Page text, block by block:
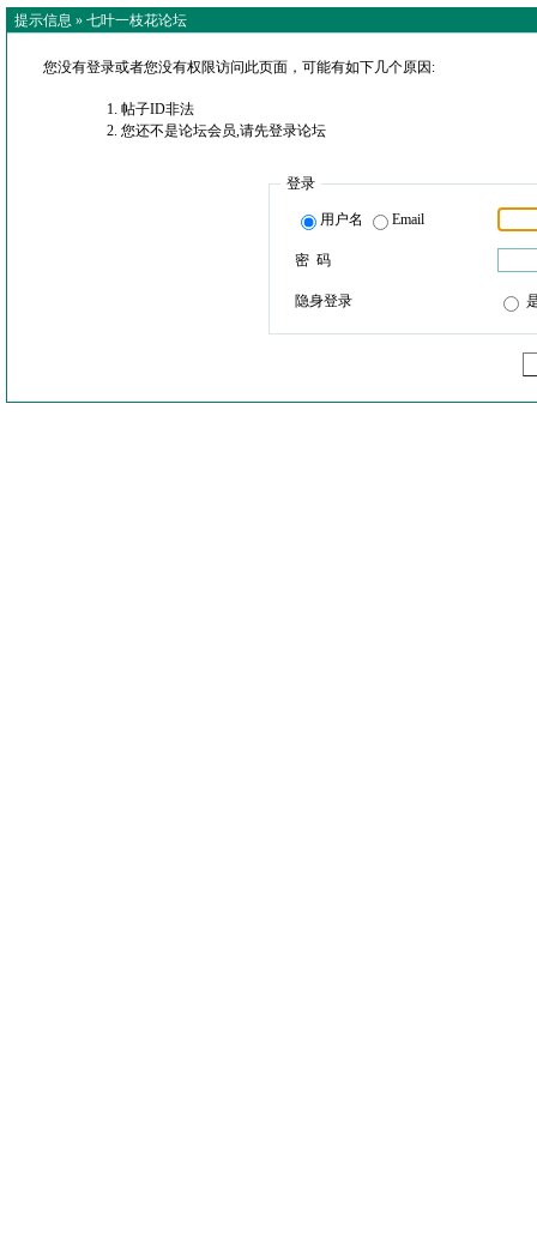
提示信息 » 七叶一枝花论坛
您没有登录或者您没有权限访问此页面，可能有如下几个原因:
帖子ID非法
您还不是论坛会员,请先登录论坛
登录
用户名 Email
密 码
隐身登录